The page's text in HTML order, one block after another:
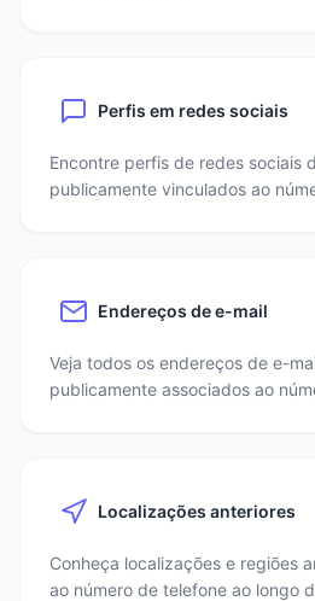
Perfis em redes sociais
Encontre perfis de redes sociais
publicamente vinculados ao
Endereços de e-mail
Veja todos os endereços de e-
publicamente associados ao
Localizações anteriores
Conheça localizações e regiões
ao número de telefone ao longo